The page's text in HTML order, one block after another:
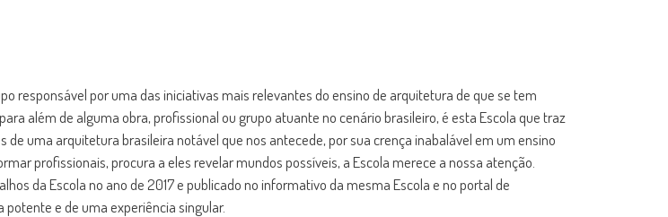
responsável por uma das iniciativas mais relevantes do ensino de arquitetura de que se tem
além de alguma obra, profissional ou grupo atuante no cenário brasileiro, é esta Escola que traz
uma arquitetura brasileira notável que nos antecede, por sua crença inabalável em um ensino
profissionais, procura a eles revelar mundos possíveis, a Escola merece a nossa atenção.
da Escola no ano de 2017 e publicado no informativo da mesma Escola e no portal de
e de uma experiência singular.